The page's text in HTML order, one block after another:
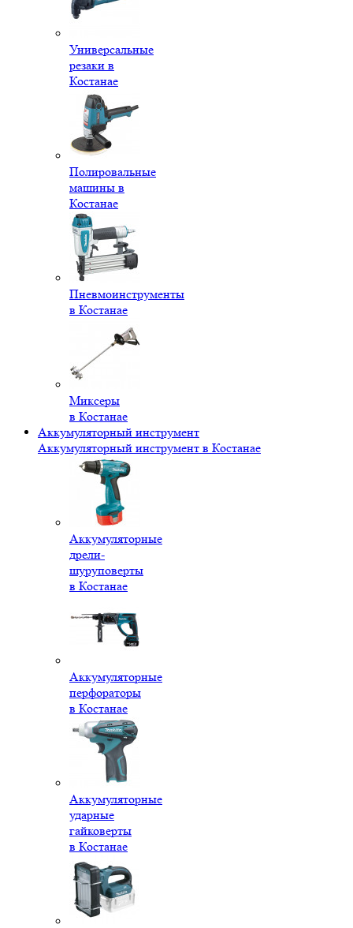
Универсальные
резаки в
Костанае
Полировальные
машины в
Костанае
Пневмоинструменты
в Костанае
Миксеры
в Костанае
Аккумуляторный инструмент
Аккумуляторный инструмент в Костанае
Аккумуляторные
дрели-
шуруповерты
в Костанае
Аккумуляторные
перфораторы
в Костанае
Аккумуляторные
ударные
гайковерты
в Костанае